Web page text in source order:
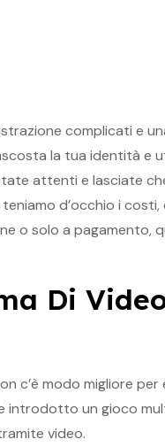
complicati e
la tua identità e
attenti e lasciate
d’occhio i
o solo a pagamento,
Di
c’è modo migliore per
introdotto un gioco
video.